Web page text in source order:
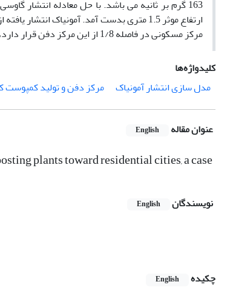
مرکز مسکونی در فاصله 1/8 از این مرکز دفن قرار دارد، بنابراین خطری از لحاظ انتشار آمونیاک مردم این منطقه را تهدید نمی کند.
کلیدواژه‌ها
مدل سازی انتشار آمونیاک
مرکز دفن و تولید کمپوست
عنوان مقاله English
plants toward residential cities, a case
نویسندگان English
چکیده
English